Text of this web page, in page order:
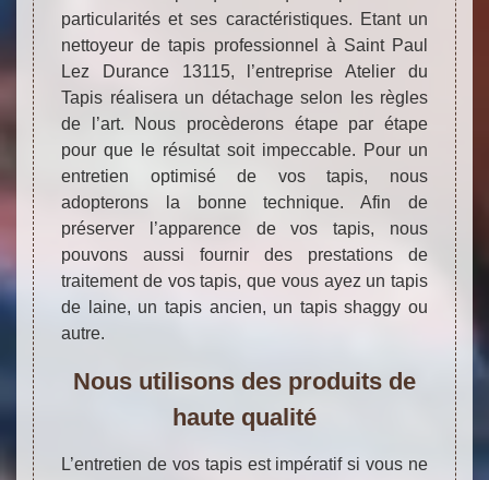
particularités et ses caractéristiques. Etant un
nettoyeur de tapis professionnel à Saint Paul
Lez Durance 13115, l’entreprise Atelier du
Tapis réalisera un détachage selon les règles
de l’art. Nous procèderons étape par étape
pour que le résultat soit impeccable. Pour un
entretien optimisé de vos tapis, nous
adopterons la bonne technique. Afin de
préserver l’apparence de vos tapis, nous
pouvons aussi fournir des prestations de
traitement de vos tapis, que vous ayez un tapis
de laine, un tapis ancien, un tapis shaggy ou
autre.
Nous utilisons des produits de
haute qualité
L’entretien de vos tapis est impératif si vous ne